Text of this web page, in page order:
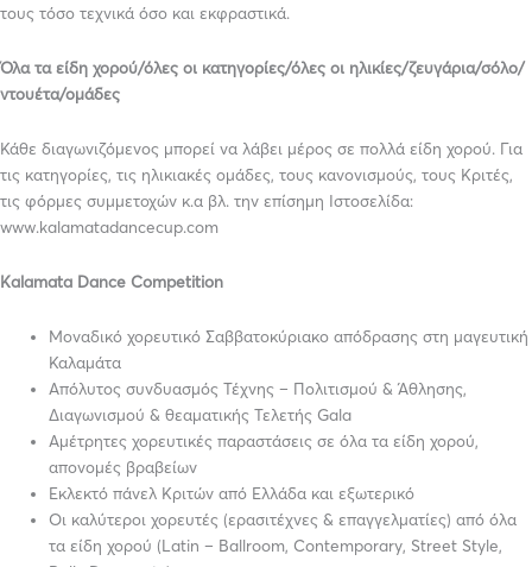
τους τόσο τεχνικά όσο και εκφραστικά.
Όλα τα είδη χορού/όλες οι κατηγορίες/όλες οι ηλικίες/ζευγάρια/σόλο/
ντουέτα/ομάδες
Κάθε διαγωνιζόμενος μπορεί να λάβει μέρος σε πολλά είδη χορού. Για
τις κατηγορίες, τις ηλικιακές ομάδες, τους κανονισμούς, τους Κριτές,
τις φόρμες συμμετοχών κ.α βλ. την επίσημη Ιστοσελίδα:
www.kalamatadancecup.com
Kalamata Dance Competition
Μοναδικό χορευτικό Σαββατοκύριακο απόδρασης στη μαγευτική
Καλαμάτα
Απόλυτος συνδυασμός Τέχνης – Πολιτισμού & Άθλησης,
Διαγωνισμού & θεαματικής Τελετής Gala
Αμέτρητες χορευτικές παραστάσεις σε όλα τα είδη χορού,
απονομές βραβείων
Εκλεκτό πάνελ Κριτών από Ελλάδα και εξωτερικό
Οι καλύτεροι χορευτές (ερασιτέχνες & επαγγελματίες) από όλα
τα είδη χορού (Latin – Ballroom, Contemporary, Street Style,